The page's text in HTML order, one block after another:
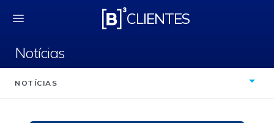
Notícias
CLIENTES
Notícias
NOTÍCIAS